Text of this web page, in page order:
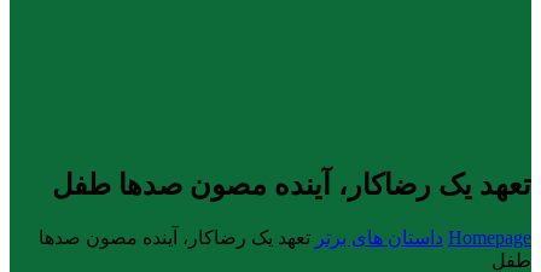
تعهد یک رضاکار، آینده مصون صدها طفل
Homepage داستان های برتر تعهد یک رضاکار، آینده مصون صدها
طفل